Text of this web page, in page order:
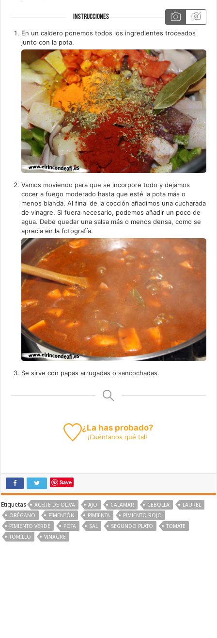
INSTRUCCIONES
En un caldero ponemos todos los ingredientes troceados
junto con la pota.
Vamos moviendo para que se incorpore todo y dejamos
cocer a fuego moderado hasta que esté la pota más o
menos blanda. Al final de la cocción añadimos una cucharada
de vinagre. Si fuera necesario, podemos añadir un poco de
agua. Debe quedar una salsa más o menos densa, como se
aprecia en la fotografía.
Se sirve con papas arrugadas o sancochadas.
¿La has probado?
¡Cuéntanos qué tal!
Save
Etiquetas ACEITE DE OLIVA AJO CALAMAR CEBOLLA
LAUREL
ORÉGANO
PIMENTÓN PIMIENTA
PIMIENTO ROJO
PIMIENTO VERDE
POTA SAL SEGUNDO PLATO
TOMATE
TOMILLO
VINAGRE